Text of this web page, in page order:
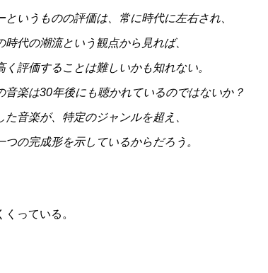
というものの評価は、常に時代に左右され、
代の潮流という観点から見れば、
く評価することは難しいかも知れない。
音楽は30年後にも聴かれているのではないか？
た音楽が、特定のジャンルを超え、
の完成形を示しているからだろう。
っている。